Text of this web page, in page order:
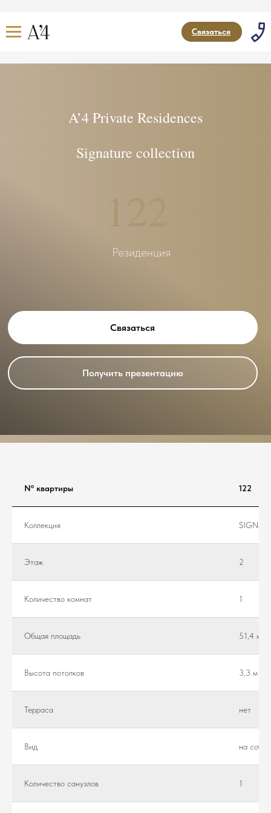
Связаться
A’4 Private Residences
Signature collection
Резиденция
Связаться
Получить презентацию
Nº квартиры 122
Коллекция
Этаж 2
Количество комнат 1
Общая площадь 51,4 м²
Высота потолков 3,3 м
Teppaca нет
Вид на собор
Количество санузлов 1